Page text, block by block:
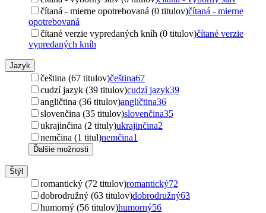
čítaná - mierne opotrebovaná (0 titulov)čítaná - mierne
opotrebovaná
čítané verzie vypredaných kníh (0 titulov)čítané verzie
vypredaných kníh
Jazyk
čeština (67 titulov)čeština67
cudzí jazyk (39 titulov)cudzí jazyk39
angličtina (36 titulov)angličtina36
slovenčina (35 titulov)slovenčina35
ukrajinčina (2 tituly)ukrajinčina2
nemčina (1 titul)nemčina1
Ďalšie možnosti
Štýl
romantický (72 titulov)romantický72
dobrodružný (63 titulov)dobrodružný63
humorný (56 titulov)humorný56